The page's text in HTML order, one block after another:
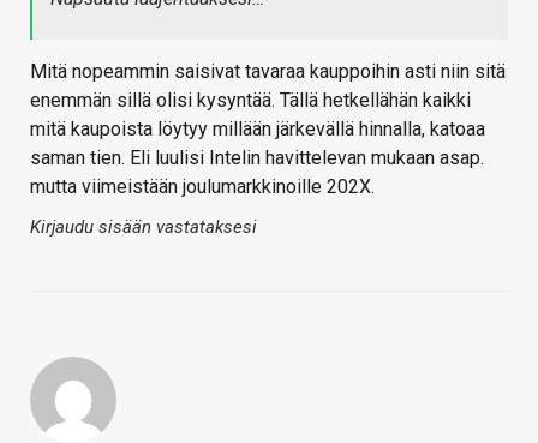
Mitä nopeammin saisivat tavaraa kauppoihin asti niin sitä
enemmän sillä olisi kysyntää. Tällä hetkellähän kaikki
mitä kaupoista löytyy millään järkevällä hinnalla, katoaa
saman tien. Eli luulisi Intelin havittelevan mukaan asap.
mutta viimeistään joulumarkkinoille 202X.
Kirjaudu sisään vastataksesi